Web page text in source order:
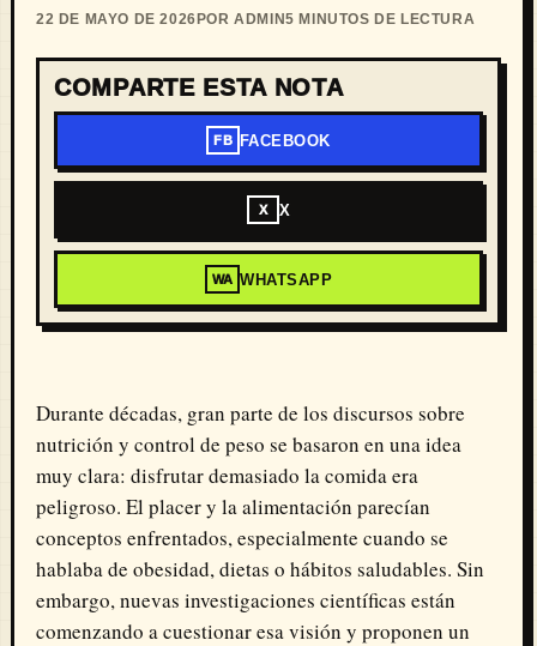
22 DE MAYO DE 2026 POR ADMIN5 MINUTOS DE LECTURA
COMPARTE ESTA NOTA
FB FACEBOOK
X X
WA WHATSAPP
Durante décadas, gran parte de los discursos sobre
nutrición y control de peso se basaron en una idea
muy clara: disfrutar demasiado la comida era
peligroso. El placer y la alimentación parecían
conceptos enfrentados, especialmente cuando se
hablaba de obesidad, dietas o hábitos saludables. Sin
embargo, nuevas investigaciones científicas están
comenzando a cuestionar esa visión y proponen un